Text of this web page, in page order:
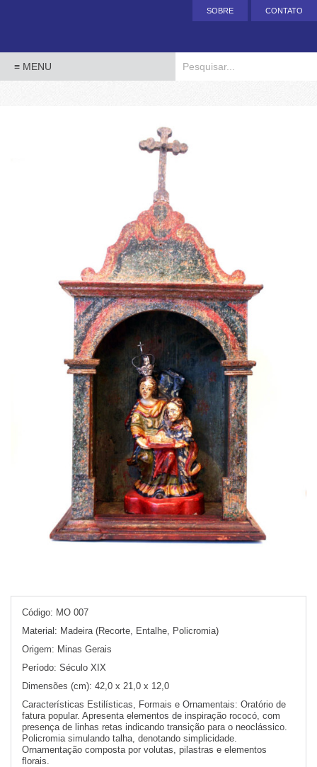
SOBRE CONTATO
Código: MO 007
Material: Madeira (Recorte, Entalhe, Policromia)
Origem: Minas Gerais
Período: Século XIX
Dimensões (cm): 42,0 x 21,0 x 12,0
Características Estilísticas, Formais e Ornamentais: Oratório de
fatura popular. Apresenta elementos de inspiração rococó, com
presença de linhas retas indicando transição para o neoclássico.
Policromia simulando talha, denotando simplicidade.
Ornamentação composta por volutas, pilastras e elementos
florais.